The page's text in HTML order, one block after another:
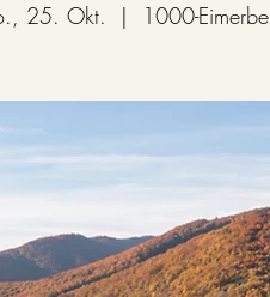
25. Okt.
  |
1000-